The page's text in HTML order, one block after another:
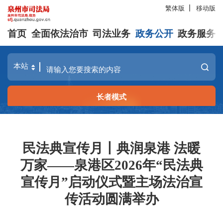
繁体版 移动版
首页 全面依法治市 司法业务 政务公开 政务服务
长者模式
民法典宣传月丨典润泉港 法暖
万家——泉港区2026年“民法典
宣传月”启动仪式暨主场法治宣
传活动圆满举办